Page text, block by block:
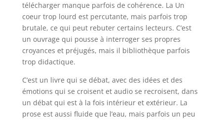
télécharger manque parfois de cohérence. La Un
coeur trop lourd est percutante, mais parfois trop
brutale, ce qui peut rebuter certains lecteurs. C’est
un ouvrage qui pousse à interroger ses propres
croyances et préjugés, mais il bibliothèque parfois
trop didactique.
C’est un livre qui se débat, avec des idées et des
émotions qui se croisent et audio se recroisent, dans
un débat qui est à la fois intérieur et extérieur. La
prose est aussi fluide que l’eau, mais parfois un peu